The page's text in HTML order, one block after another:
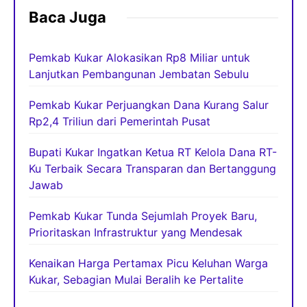
Baca Juga
Pemkab Kukar Alokasikan Rp8 Miliar untuk
Lanjutkan Pembangunan Jembatan Sebulu
Pemkab Kukar Perjuangkan Dana Kurang Salur
Rp2,4 Triliun dari Pemerintah Pusat
Bupati Kukar Ingatkan Ketua RT Kelola Dana RT-
Ku Terbaik Secara Transparan dan Bertanggung
Jawab
Pemkab Kukar Tunda Sejumlah Proyek Baru,
Prioritaskan Infrastruktur yang Mendesak
Kenaikan Harga Pertamax Picu Keluhan Warga
Kukar, Sebagian Mulai Beralih ke Pertalite